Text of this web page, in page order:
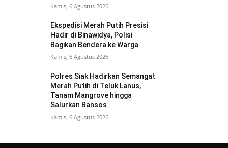
Kamis, 6 Agustus 2026
Ekspedisi Merah Putih Presisi
Hadir di Binawidya, Polisi
Bagikan Bendera ke Warga
Kamis, 6 Agustus 2026
Polres Siak Hadirkan Semangat
Merah Putih di Teluk Lanus,
Tanam Mangrove hingga
Salurkan Bansos
Kamis, 6 Agustus 2026